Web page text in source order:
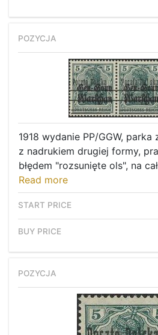
Home page
Recent result
Archive
1918 wydanie PP/GGW,
z nadrukiem drugiej formy,
błędem "rozsunięte ols", na
Read more